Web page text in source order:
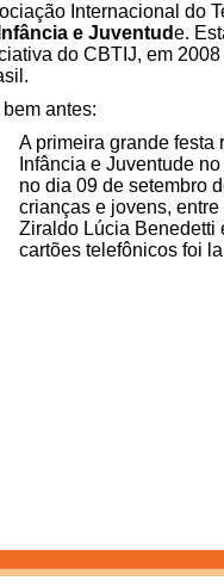
Internacional do
e Juventude.
do CBTIJ, em
antes:
A primeira grande festa
Infância e Juventude
no dia 09 de setembro
crianças e jovens,
Ziraldo Lúcia Benedetti
cartões telefônicos foi